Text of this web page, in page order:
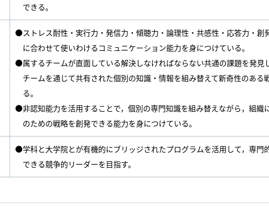
できる。
●ストレス耐性・実行力・発信力・傾聴力・論理性・共感性・応答力・創
に合わせて使いわけるコミュニケーション能力を身につけている。
●属するチームが直面している解決しなければならない共通の課題を発見
チームを通じて共有された個別の知識・情報を組み替えて新奇性のある
る。
●非認知能力を活用することで，個別の専門知識を組み替えながら，組織
のための戦略を創発できる能力を身につけている。
●学科と大学院とが有機的にブリッジされたプログラムを活用して，専門
できる競争的リーダーを目指す。